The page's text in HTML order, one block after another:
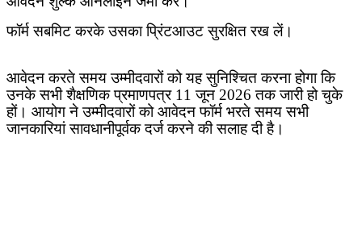
फॉर्म सबमिट करके उसका प्रिंटआउट सुरक्षित रख लें।
आवेदन करते समय उम्मीदवारों को यह सुनिश्चित करना होगा कि
उनके सभी शैक्षणिक प्रमाणपत्र 11जून 2026तक जारी हो चुके
हों। आयोग ने उम्मीदवारों को आवेदन फॉर्म भरते समय सभी
जानकारियां सावधानीपूर्वक दर्ज करने की सलाह दी है।